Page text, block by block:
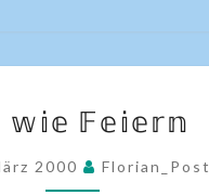
𝕨𝕚𝕖 𝔽𝕖𝕚𝕖𝕣𝕟
2000 Florian_Post